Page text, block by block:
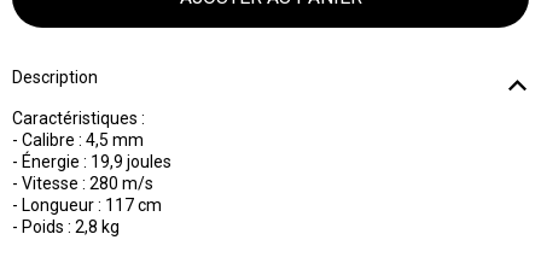
Description
Caractéristiques :
- Calibre : 4,5 mm
- Énergie : 19,9 joules
- Vitesse : 280 m/s
- Longueur : 117 cm
- Poids : 2,8 kg